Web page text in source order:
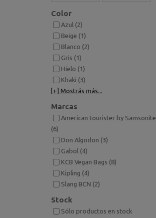
Color
Azul (2)
Beige (1)
Blanco (2)
Gris (1)
Hielo (1)
Khaki (3)
[+] Mostrás más...
Marcas
American tourister by Samsonite
(6)
Don Algodon (3)
Gabol (4)
KCB Vegan Bags (8)
Kipling (4)
Slang BCN (2)
Stock
Sólo productos en stock